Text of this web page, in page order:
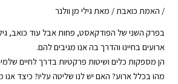
/ האמת כואבת/ מאתגילי מן וולנר
בפרק השני של הפודקאסט, פחות אבל עוד כואב,
ארועים בחיינו והדרך בה אנו מגיבים להם.
הן מספקות כלים ושיטות פרקטיות בדרך לחיים
מהו בכלל ארוע? האם יש לנו שליטה עליו? כיצד אנו